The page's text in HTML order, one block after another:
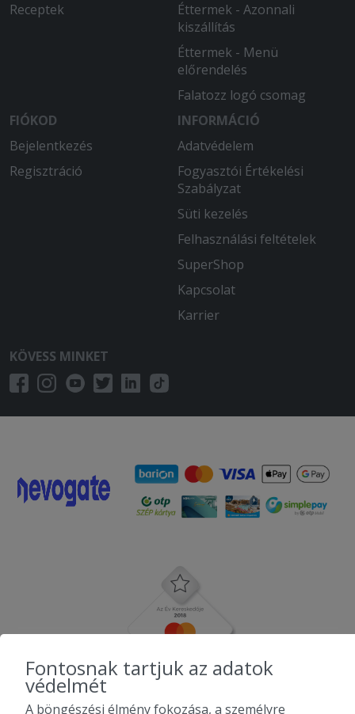
Receptek
Éttermek - Azonnali
kiszállítás
Éttermek - Menü
előrendelés
Falatozz logó csomag
FIÓKOD
Bejelentkezés
Regisztráció
INFORMÁCIÓ
Adatvédelem
Fogyasztói Értékelési
Szabályzat
Süti kezelés
Felhasználási feltételek
SuperShop
Kapcsolat
Karrier
KÖVESS MINKET
Fontosnak tartjuk az adatok
védelmét
A böngészési élmény fokozása, a személyre